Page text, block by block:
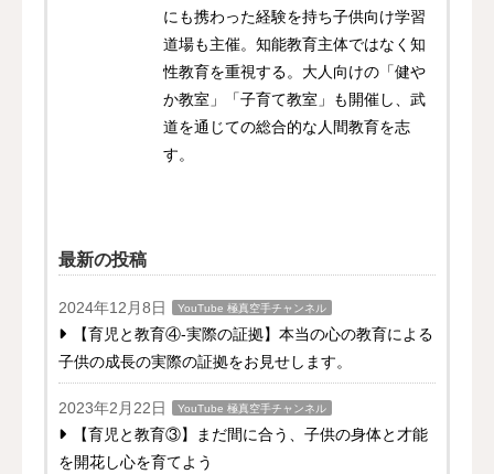
にも携わった経験を持ち子供向け学習
道場も主催。知能教育主体ではなく知
性教育を重視する。大人向けの「健や
か教室」「子育て教室」も開催し、武
道を通じての総合的な人間教育を志
す。
最新の投稿
2024年12月8日 YouTube 極真空手チャンネル
【育児と教育④-実際の証拠】本当の心の教育による
子供の成長の実際の証拠をお見せします。
2023年2月22日 YouTube 極真空手チャンネル
【育児と教育③】まだ間に合う、子供の身体と才能
を開花し心を育てよう